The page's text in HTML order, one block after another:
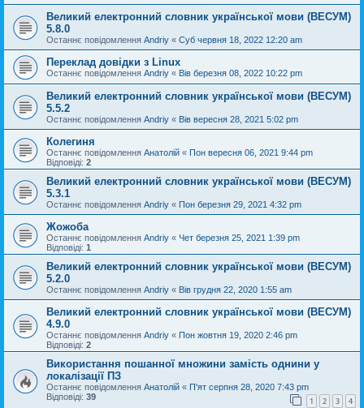
Великий електронний словник української мови (ВЕСУМ)
5.8.0
Останнє повідомлення Andriy « Суб червня 18, 2022 12:20 am
Переклад довідки з Linux
Останнє повідомлення Andriy « Вів березня 08, 2022 10:22 pm
Великий електронний словник української мови (ВЕСУМ)
5.5.2
Останнє повідомлення Andriy « Вів вересня 28, 2021 5:02 pm
Колегиня
Останнє повідомлення Анатолій « Пон вересня 06, 2021 9:44 pm
Відповіді: 2
Великий електронний словник української мови (ВЕСУМ)
5.3.1
Останнє повідомлення Andriy « Пон березня 29, 2021 4:32 pm
Жожоба
Останнє повідомлення Andriy « Чет березня 25, 2021 1:39 pm
Відповіді: 1
Великий електронний словник української мови (ВЕСУМ)
5.2.0
Останнє повідомлення Andriy « Вів грудня 22, 2020 1:55 am
Великий електронний словник української мови (ВЕСУМ)
4.9.0
Останнє повідомлення Andriy « Пон жовтня 19, 2020 2:46 pm
Відповіді: 2
Використання пошанної множини замість однини у
локалізації ПЗ
Останнє повідомлення Анатолій « П'ят серпня 28, 2020 7:43 pm
Відповіді: 39 1 2 3 4